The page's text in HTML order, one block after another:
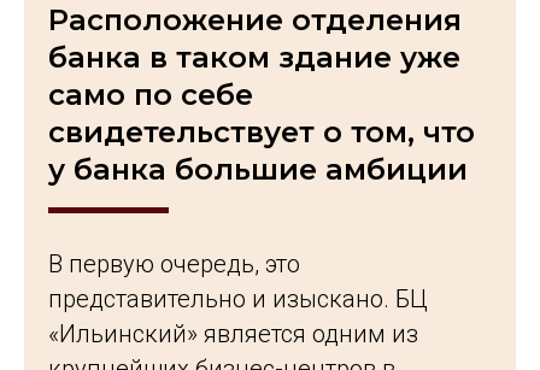
Расположение отделения
банка в таком здание уже
само по себе
свидетельствует о том, что
у банка большие амбиции
В первую очередь, это
представительно и изыскано. БЦ
«Ильинский» является одним из